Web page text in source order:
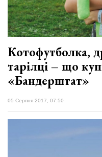
Котофутболка,
тарілці – що
«Бандерштат»
05 Серпня 2017, 07:50